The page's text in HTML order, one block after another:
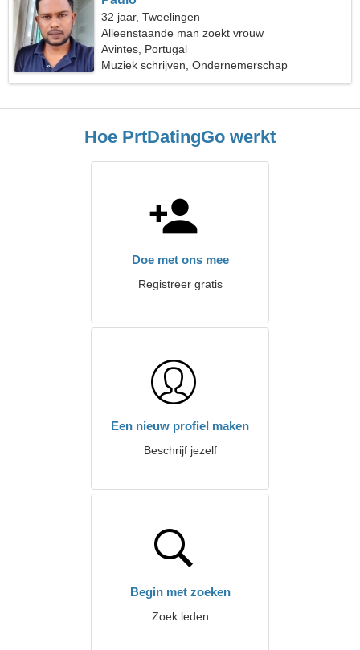
32 jaar, Tweelingen
Alleenstaande man zoekt vrouw
Avintes, Portugal
Muziek schrijven, Ondernemerschap
Hoe PrtDatingGo werkt
Doe met ons mee
Registreer gratis
Een nieuw profiel maken
Beschrijf jezelf
Begin met zoeken
Zoek leden